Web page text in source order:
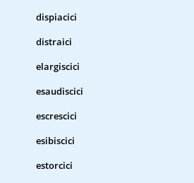
dispiacici
distraici
elargiscici
esaudiscici
escrescici
esibiscici
estorcici